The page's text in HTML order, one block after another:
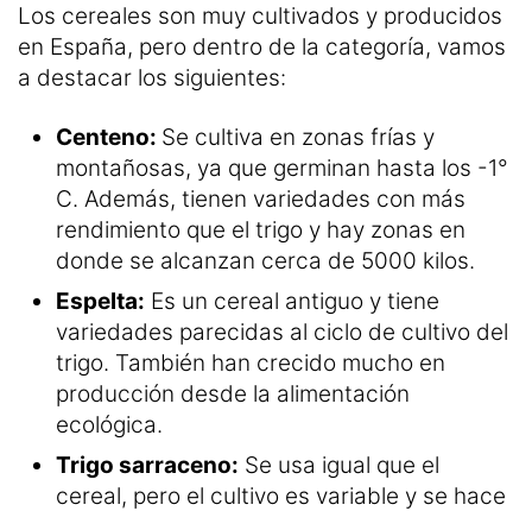
Los cereales son muy cultivados y producidos
en España, pero dentro de la categoría, vamos
a destacar los siguientes:
Centeno: Se cultiva en zonas frías y
montañosas, ya que germinan hasta los -1°
C. Además, tienen variedades con más
rendimiento que el trigo y hay zonas en
donde se alcanzan cerca de 5000 kilos.
Espelta: Es un cereal antiguo y tiene
variedades parecidas al ciclo de cultivo del
trigo. También han crecido mucho en
producción desde la alimentación
ecológica.
Trigo sarraceno: Se usa igual que el
cereal, pero el cultivo es variable y se hace